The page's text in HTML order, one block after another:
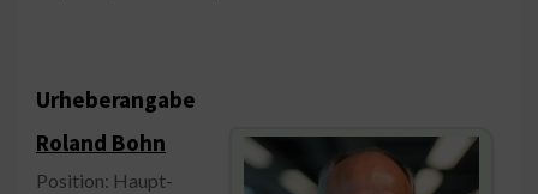
Urheberangabe
Roland Bohn
Position: Haupt-